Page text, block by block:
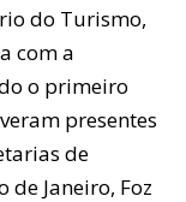
do Turismo,
com a
o primeiro
presentes
de
de Janeiro, Foz